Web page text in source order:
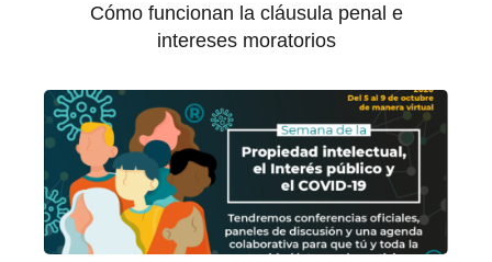
Cómo funcionan la cláusula penal e
intereses moratorios